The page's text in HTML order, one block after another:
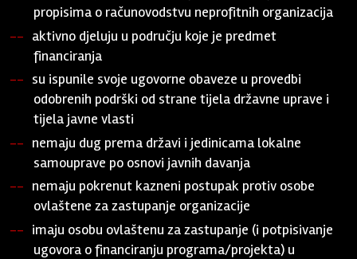
propisima o računovodstvu neprofitnih organizacija
aktivno djeluju u području koje je predmet
financiranja
su ispunile svoje ugovorne obaveze u provedbi
odobrenih podrški od strane tijela državne uprave i
tijela javne vlasti
nemaju dug prema državi i jedinicama lokalne
samouprave po osnovi javnih davanja
nemaju pokrenut kazneni postupak protiv osobe
ovlaštene za zastupanje organizacije
imaju osobu ovlaštenu za zastupanje (i potpisivanje
ugovora o financiranju programa/projekta) u